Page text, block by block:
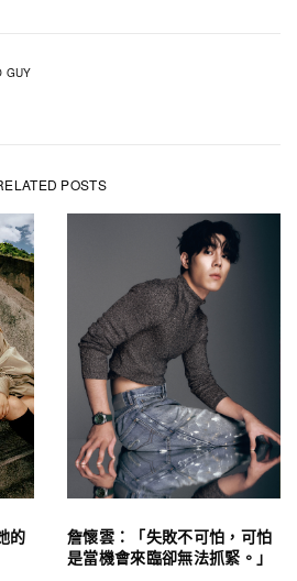
GUY
POSTS
的
詹懷雲：「失敗不可怕，可怕
是當機會來臨卻無法抓緊。」